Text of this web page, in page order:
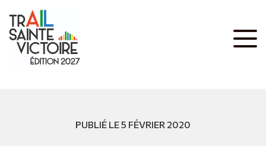
PUBLIÉ LE 5 FÉVRIER 2020